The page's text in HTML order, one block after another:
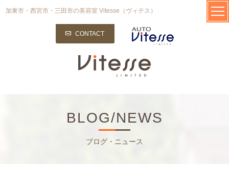
加東市・西宮市・三田市の美容室 Vitesse（ヴィテス）
CONTACT
BLOG/NEWS
ブログ・ニュース